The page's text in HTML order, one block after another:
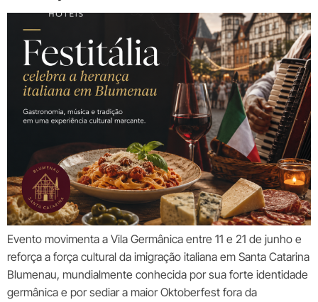
Evento movimenta a Vila Germânica entre 11 e 21 de junho e
reforça a força cultural da imigração italiana em Santa Catarina
Blumenau, mundialmente conhecida por sua forte identidade
germânica e por sediar a maior Oktoberfest fora da